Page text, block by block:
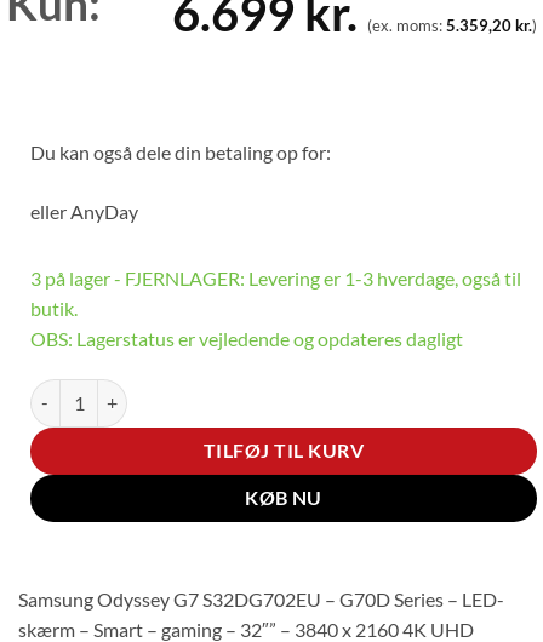
6.699 kr. (ex. moms:5.359,20kr.)
Du kan også dele din betaling op for:
ellerAnyDay
3 på lager - FJERNLAGER: Levering er 1-3 hverdage, også til
butik.
OBS: Lagerstatus er vejledende og opdateres dagligt
Samsung (32") 80,0cm S32DG702EU 16:9 antal
TILFØJ TIL KURV
KØB NU
Samsung Odyssey G7 S32DG702EU – G70D Series – LED-
skærm – Smart – gaming – 32″” – 3840 x 2160 4K UHD